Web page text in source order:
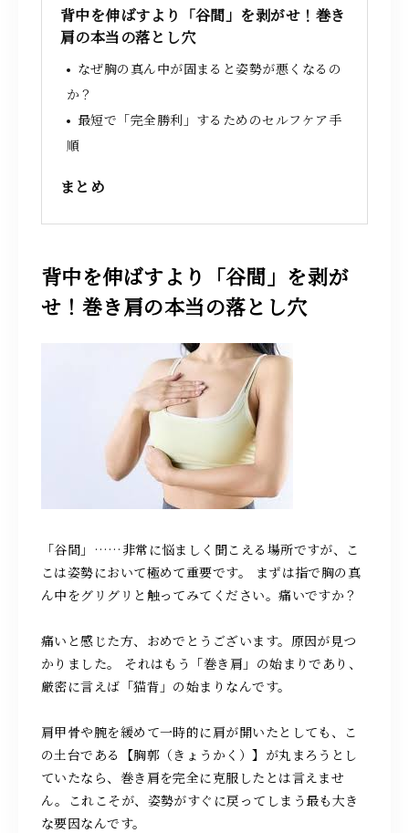
背中を伸ばすより「谷間」を剥がせ！巻き
肩の本当の落とし穴
なぜ胸の真ん中が固まると姿勢が悪くなるの
か？
最短で「完全勝利」するためのセルフケア手
順
まとめ
背中を伸ばすより「谷間」を剥が
せ！巻き肩の本当の落とし穴
「谷間」……非常に悩ましく聞こえる場所ですが、こ
こは姿勢において極めて重要です。 まずは指で胸の真
ん中をグリグリと触ってみてください。痛いですか？
痛いと感じた方、おめでとうございます。原因が見つ
かりました。 それはもう「巻き肩」の始まりであり、
厳密に言えば「猫背」の始まりなんです。
肩甲骨や腕を緩めて一時的に肩が開いたとしても、こ
の土台である【胸郭（きょうかく）】が丸まろうとし
ていたなら、巻き肩を完全に克服したとは言えませ
ん。これこそが、姿勢がすぐに戻ってしまう最も大き
な要因なんです。